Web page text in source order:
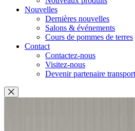
Nouvelles
Dernières nouvelles
Salons & événements
Cours de pommes de terres
Contact
Contactez-nous
Visitez-nous
Devenir partenaire transport